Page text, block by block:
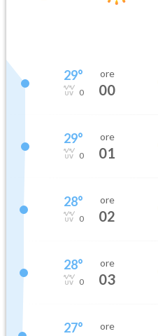
29°
0
ore
00
29°
0
ore
01
28°
0
ore
02
28°
0
ore
03
27° ore